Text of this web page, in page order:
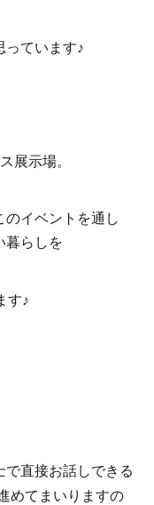
っています♪
展示場。
のイベントを通し
暮らしを
す♪
で直接お話しできる
めてまいりますの